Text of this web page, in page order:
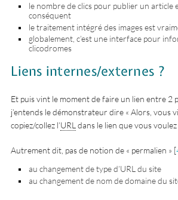
le nombre de clics pour publier un article
conséquent
le traitement intégré des images est
globalement, c’est une interface pour
clicodromes
Liens internes/externes ?
Et puis vint le moment de faire un lien entre 2
j’entends le démonstrateur dire « Alors, vous
copiez/collez l’URL dans le lien que vous voulez
Autrement dit, pas de notion de « permalien » [
au changement de type d’URL du site
au changement de nom de domaine du